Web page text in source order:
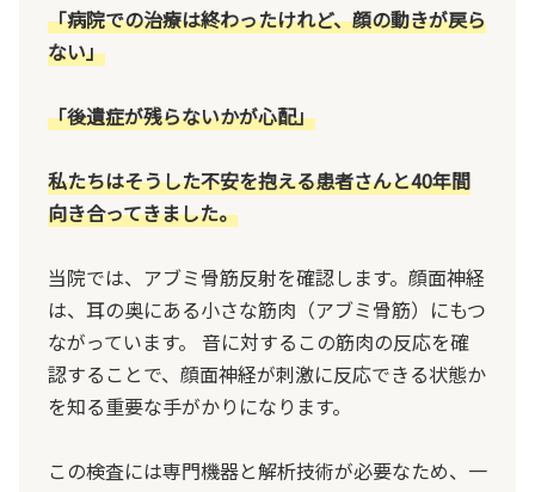
「病院での治療は終わったけれど、顔の動きが戻ら
ない」
「後遺症が残らないかが心配」
私たちはそうした不安を抱える患者さんと40年間
向き合ってきました。
当院では、アブミ骨筋反射を確認します。顔面神経
は、耳の奥にある小さな筋肉（アブミ骨筋）にもつ
ながっています。 音に対するこの筋肉の反応を確
認することで、顔面神経が刺激に反応できる状態か
を知る重要な手がかりになります。
この検査には専門機器と解析技術が必要なため、一